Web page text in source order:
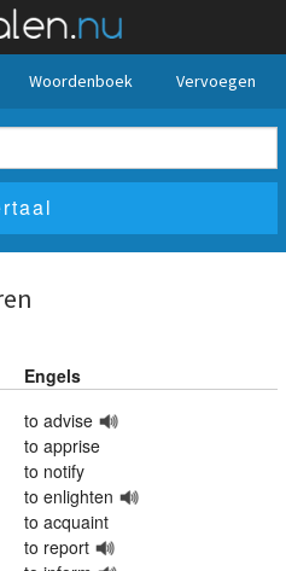
Woordenboek Vervoegen
Engels
to advise
to apprise
to notify
to enlighten
to acquaint
to report